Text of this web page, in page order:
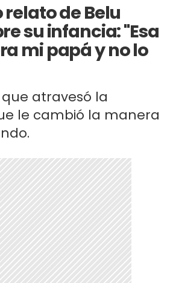
relato de Belu
su infancia: "Esa
mi papá y no lo
atravesó la
le cambió la manera